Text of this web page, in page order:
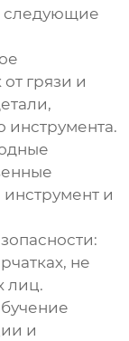
следующие
грязи и
инструмента.
и
не
лиц.
и